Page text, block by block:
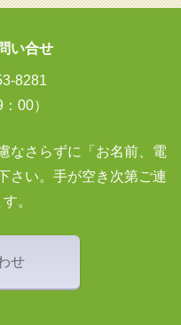
い合せ
8281
00）
なさらずに「お名前、電
さい。手が空き次第ご連
。
せ